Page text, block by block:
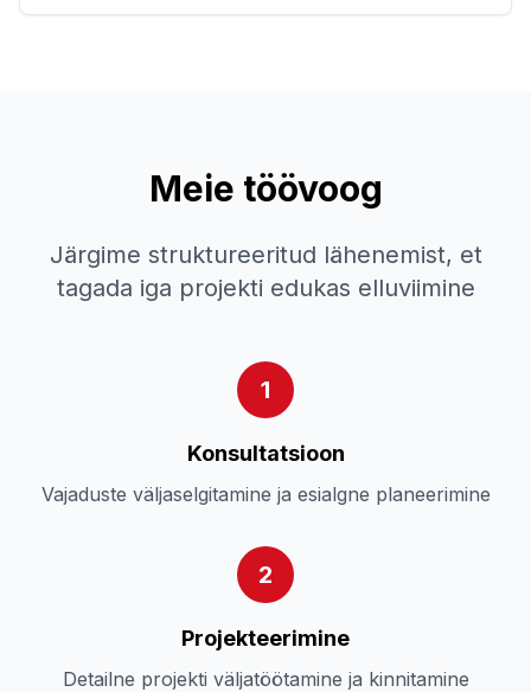
Meie töövoog
Järgime struktureeritud lähenemist, et
tagada iga projekti edukas elluviimine
1
Konsultatsioon
Vajaduste väljaselgitamine ja esialgne planeerimine
2
Projekteerimine
Detailne projekti väljatöötamine ja kinnitamine